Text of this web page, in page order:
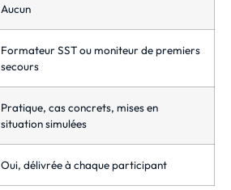
Aucun
Formateur SST ou moniteur de premiers
secours
Pratique, cas concrets, mises en
situation simulées
Oui, délivrée à chaque participant